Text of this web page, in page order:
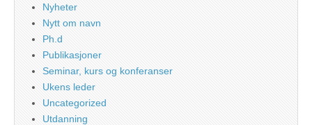
Nyheter
Nytt om navn
Ph.d
Publikasjoner
Seminar, kurs og konferanser
Ukens leder
Uncategorized
Utdanning